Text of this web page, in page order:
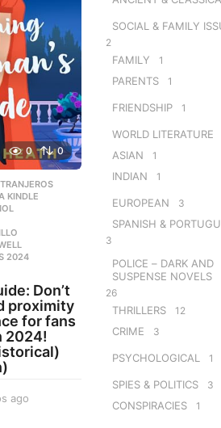
0 0
KINDLE
2024
Don’t
proximity
for fans
2024!
ago
SOCIAL & FAMILY
2
FAMILY 1
PARENTS 1
FRIENDSHIP 1
WORLD LITERATURE
ASIAN 1
INDIAN 1
EUROPEAN 3
SPANISH &
3
POLICE – DARK AND
SUSPENSE NOVELS
26
THRILLERS 12
CRIME 3
PSYCHOLOGICAL 1
SPIES & POLITICS 3
CONSPIRACIES 1